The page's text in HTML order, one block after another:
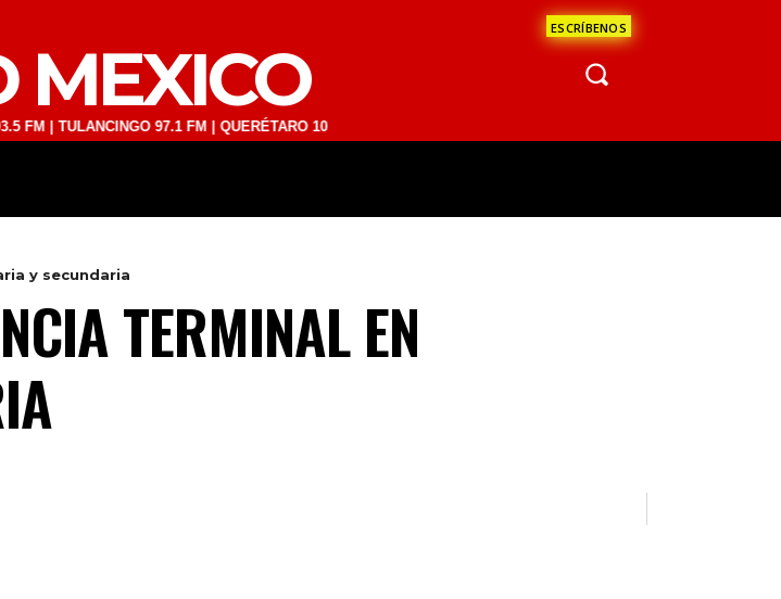
ESCRÍBENOS
MEXICO
97.1 FM | QUERÉTARO 103.1 FM | SAN JUAN DEL RÍO 93.1 FM | GUADALAJARA 1510 AM | LA
y secundaria
TERMINAL EN